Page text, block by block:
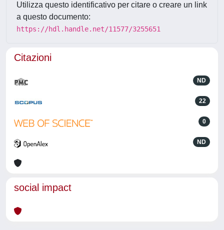
Utilizza questo identificativo per citare o creare un link
a questo documento:
https://hdl.handle.net/11577/3255651
Citazioni
ND
22
0
ND
social impact